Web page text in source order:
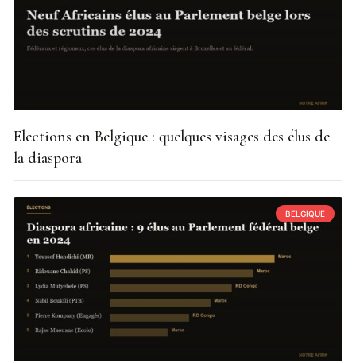
Elections en Belgique : quelques visages des élus de
la diaspora
BELGIQUE